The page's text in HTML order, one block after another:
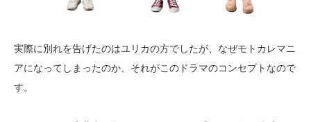
実際に別れを告げたのはユリカの方でしたが、なぜモトカレマニ
アになってしまったのか、それがこのドラマのコンセプトなので
す。